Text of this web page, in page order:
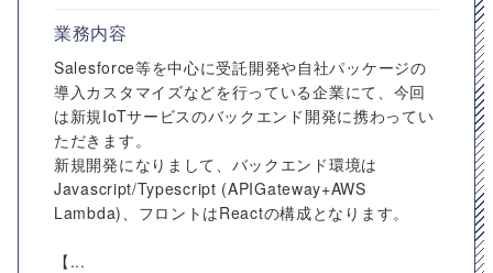
業務内容
Salesforce等を中心に受託開発や自社パッケージの
導入カスタマイズなどを行っている企業にて、今回
は新規IoTサービスのバックエンド開発に携わってい
ただきます。
新規開発になりまして、バックエンド環境は
Javascript/Typescript (APIGateway+AWS
Lambda)、フロントはReactの構成となります。
【...